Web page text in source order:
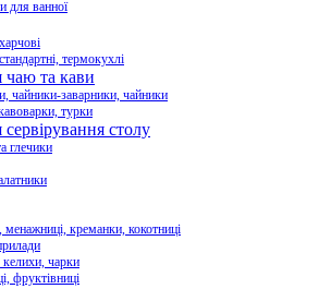
для ванної
термокухлі
чаю та кави
чайники-заварники, чайники
турки
столу
глечики
менажниці, креманки, кокотниці
чарки
фруктівниці